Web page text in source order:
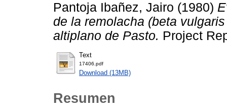
Pantoja Ibañez, Jairo (1980)
de la remolacha (beta
altiplano de Pasto. Project
Text
17406.pdf
Download (13MB)
Resumen